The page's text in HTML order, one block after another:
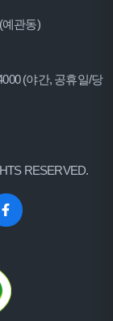
예관동)
(야간, 공휴일/당
RESERVED.